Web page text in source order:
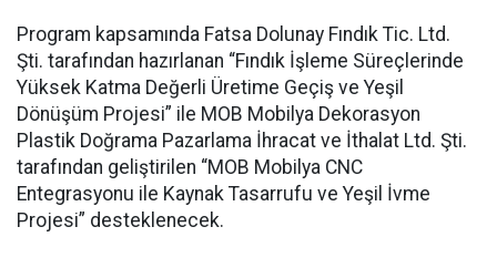
Program kapsamında Fatsa Dolunay Fındık Tic. Ltd.
Şti. tarafından hazırlanan “Fındık İşleme Süreçlerinde
Yüksek Katma Değerli Üretime Geçiş ve Yeşil
Dönüşüm Projesi” ile MOB Mobilya Dekorasyon
Plastik Doğrama Pazarlama İhracat ve İthalat Ltd. Şti.
tarafından geliştirilen “MOB Mobilya CNC
Entegrasyonu ile Kaynak Tasarrufu ve Yeşil İvme
Projesi” desteklenecek.